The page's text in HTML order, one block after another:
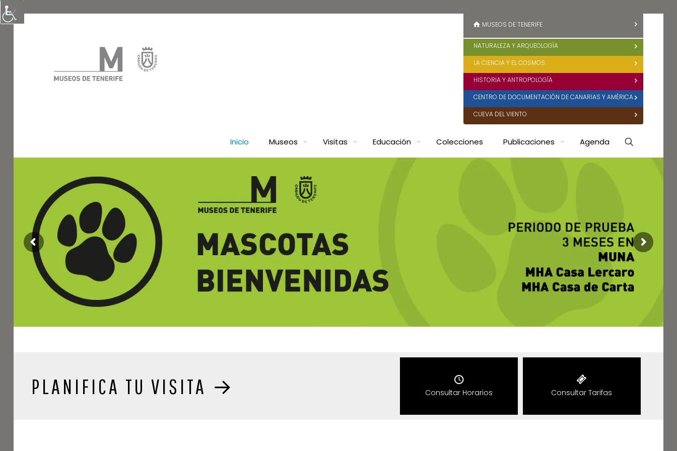
Inicio Museos Visitas Educación Colecciones Publicaciones Agenda
MUSEOS DE TENERIFE
NATURALEZA Y ARQUEOLOGÍA
LA CIENCIA Y EL COSMOS
HISTORIA Y ANTROPOLOGÍA
CENTRO DE DOCUMENTACIÓN DE CANARIAS Y AMÉRICA
CUEVA DEL VIENTO
PLANIFICA TU VISITA → Consultar Horarios ConsultarTarifas